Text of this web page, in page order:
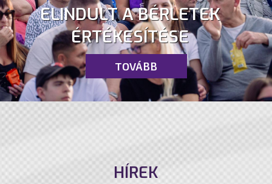
ELINDULT A BÉRLETEK
ÉRTÉKESÍTÉSE
TOVÁBB
HÍREK